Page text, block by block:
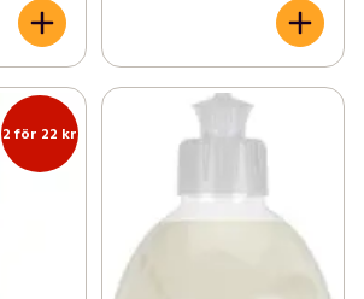
2 för 22 kr